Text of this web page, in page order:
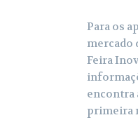
Para os
mercado
Feira
encontra
primeira